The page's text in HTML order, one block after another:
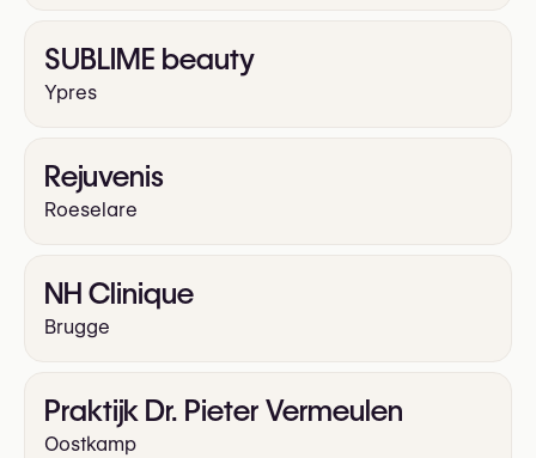
SUBLIME beauty
Ypres
Rejuvenis
Roeselare
NH Clinique
Brugge
Praktijk Dr. Pieter Vermeulen
Oostkamp